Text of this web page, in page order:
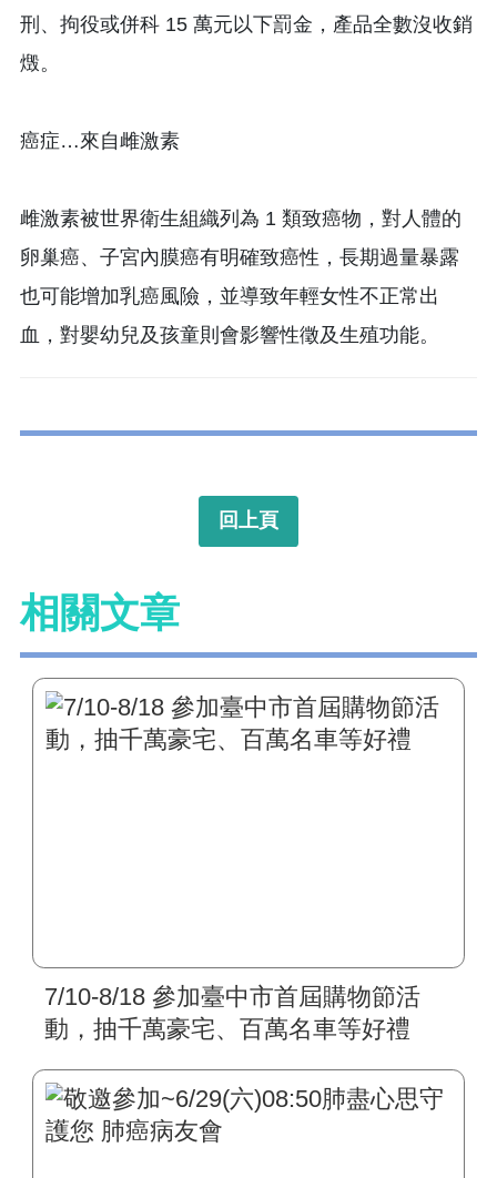
刑、拘役或併科 15 萬元以下罰金，產品全數沒收銷
燬。
癌症…來自雌激素
雌激素被世界衛生組織列為 1 類致癌物，對人體的
卵巢癌、子宮內膜癌有明確致癌性，長期過量暴露
也可能增加乳癌風險，並導致年輕女性不正常出
血，對嬰幼兒及孩童則會影響性徵及生殖功能。
回上頁
相關文章
7/10-8/18 參加臺中市首屆購物節活
動，抽千萬豪宅、百萬名車等好禮